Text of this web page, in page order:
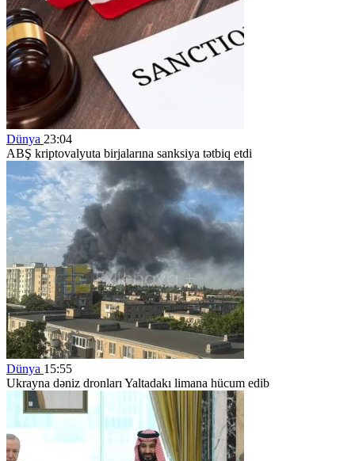
Dünya 23:04
ABŞ kriptovalyuta birjalarına sanksiya tətbiq etdi
Dünya 15:55
Ukrayna dəniz dronları Yaltadakı limana hücum edib